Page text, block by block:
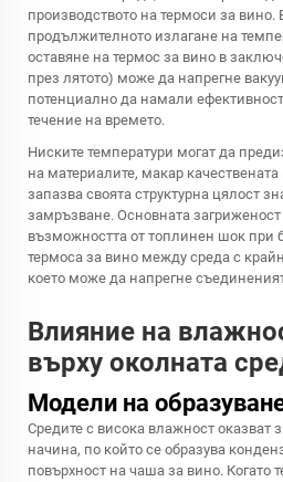
производството на термоси за вино.
продължителното излагане на
оставяне на термос за вино в
през лятото) може да напрегне
потенциално да намали
течение на времето.
Ниските температури могат да
на материалите, макар
запазва своята структурна цялост
замръзване. Основната
възможността от топлинен шок при
термоса за вино между среда с
което може да напрегне
Влияние на
върху околната
Модели на
Средите с висока влажност оказват
начина, по който се образува
повърхност на чаша за вино. Когато